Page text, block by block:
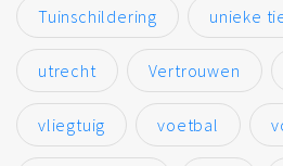
Tuinschildering unieke
utrecht Vertrouwen
vliegtuig voetbal